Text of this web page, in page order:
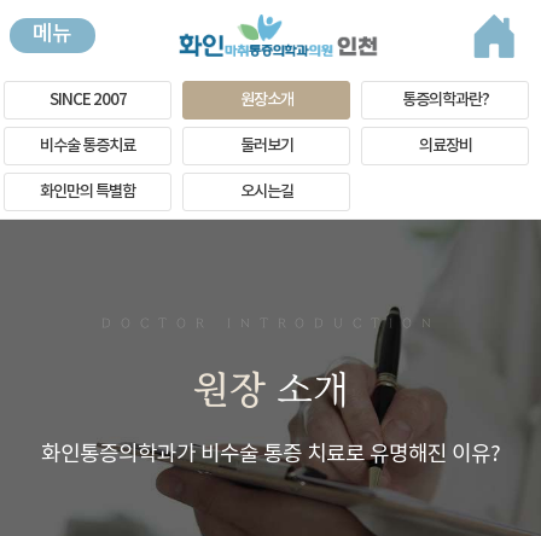
메뉴
SINCE 2007 원장소개 통증의학과란?
비수술 통증치료 둘러보기 의료장비
화인만의 특별함 오시는길
DOCTOR INTRODUCTION
원장 소개
화인통증의학과가 비수술 통증 치료로 유명해진 이유?